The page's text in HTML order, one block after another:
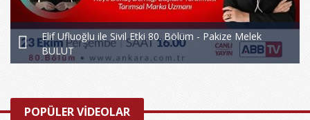
Elif Ufluoğlu ile Sivil Etki 80. Bölüm - Pakize Melek
BULUT
POPÜLER VİDEOLAR